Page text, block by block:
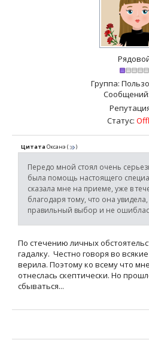
Группа:
Сообщений:
Статус:
ЦитатаОксанэ ( )
Передо мной стоял очень
была помощь настоящего
сказала мне на приеме, уже в
благодаря тому, что она
правильный выбор и не
По стечению личных
гадалку. Честно говоря во
верила. Поэтому ко всему что
отнеслась скептически. Но
сбываться...